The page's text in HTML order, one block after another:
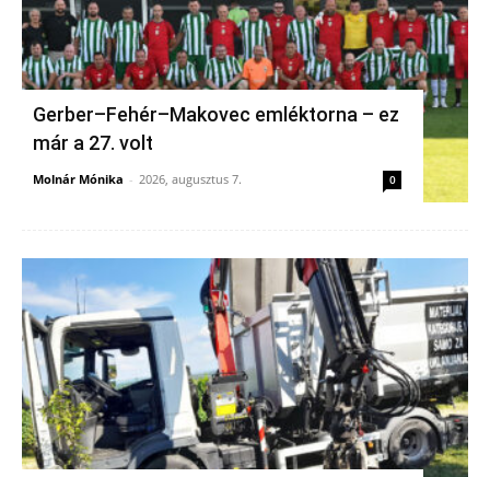
Gerber–Fehér–Makovec emléktorna – ez
már a 27. volt
Molnár Mónika - 2026, augusztus 7. 0